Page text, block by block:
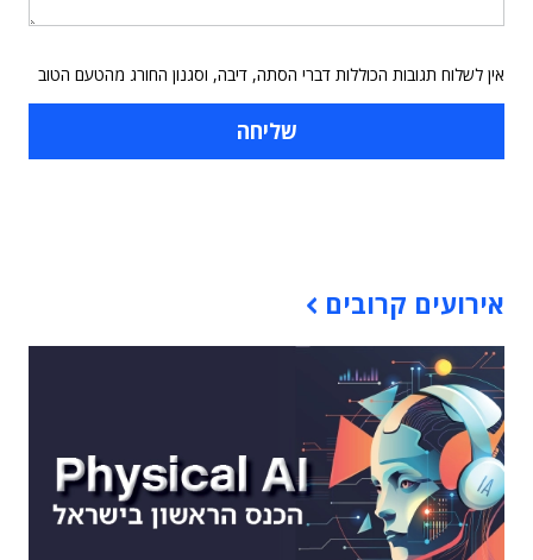
אין לשלוח תגובות הכוללות דברי הסתה, דיבה, וסגנון החורג מהטעם הטוב
אירועים קרובים